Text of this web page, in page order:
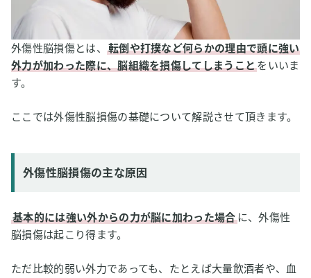
外傷性脳損傷とは、
転倒や打撲など何らかの理由で頭に強い
外力が加わった際に、脳組織を損傷してしまうことをいいま
す。
ここでは外傷性脳損傷の基礎について解説させて頂きます。
外傷性脳損傷の主な原因
基本的には強い外からの力が脳に加わった場合に、外傷性
脳損傷は起こり得ます。
ただ比較的弱い外力であっても、たとえば大量飲酒者や、血